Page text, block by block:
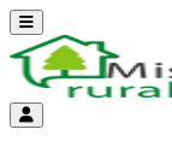
Abrir menú
Menú de cuenta